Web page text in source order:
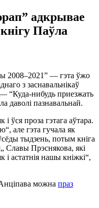
адкрывае
Паўла
2008–2021” — гэта ўжо
з заснавальнікаў
“Куда-нибудь приезжать
даволі пазнавальнай.
ўся проза гэтага аўтара.
але гэта гучала як
тыдзень, потым кніга
Славы Прэснякова, які
і астатнія нашы кніжкі“,
можна праз